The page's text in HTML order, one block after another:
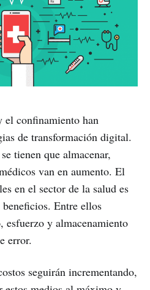
el confinamiento han
de transformación digital.
tienen que almacenar,
van en aumento. El
en el sector de la salud es
Entre ellos
y almacenamiento
error.
seguirán incrementando,